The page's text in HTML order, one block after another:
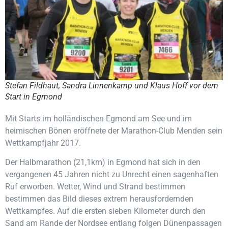
Stefan Fildhaut, Sandra Linnenkamp und Klaus Hoff vor dem
Start in Egmond
Mit Starts im holländischen Egmond am See und im
heimischen Bönen eröffnete der Marathon-Club Menden sein
Wettkampfjahr 2017.
Der Halbmarathon (21,1km) in Egmond hat sich in den
vergangenen 45 Jahren nicht zu Unrecht einen sagenhaften
Ruf erworben. Wetter, Wind und Strand bestimmen
bestimmen das Bild dieses extrem herausfordernden
Wettkampfes. Auf die ersten sieben Kilometer durch den
Sand am Rande der Nordsee entlang folgen Dünenpassagen